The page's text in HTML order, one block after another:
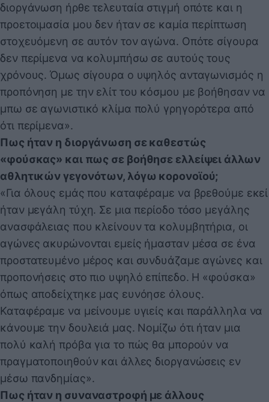
διοργάνωση ήρθε τελευταία στιγμή οπότε και η
προετοιμασία μου δεν ήταν σε καμία περίπτωση
στοχευόμενη σε αυτόν τον αγώνα. Οπότε σίγουρα
δεν περίμενα να κολυμπήσω σε αυτούς τους
χρόνους. Όμως σίγουρα ο υψηλός ανταγωνισμός η
προπόνηση με την ελίτ του κόσμου με βοήθησαν να
μπω σε αγωνιστικό κλίμα πολύ γρηγορότερα από
ότι περίμενα».
Πως ήταν η διοργάνωση σε καθεστώς
«φούσκας» και πως σε βοήθησε ελλείψει άλλων
αθλητικών γεγονότων, λόγω κορονοϊού;
«Για όλους εμάς που καταφέραμε να βρεθούμε εκεί
ήταν μεγάλη τύχη. Σε μια περίοδο τόσο μεγάλης
ανασφάλειας που κλείνουν τα κολυμβητήρια, οι
αγώνες ακυρώνονται εμείς ήμασταν μέσα σε ένα
προστατευμένο μέρος και συνδυάζαμε αγώνες και
προπονήσεις στο πιο υψηλό επίπεδο. Η «φούσκα»
όπως αποδείχτηκε μας ευνόησε όλους.
Καταφέραμε να μείνουμε υγιείς και παράλληλα να
κάνουμε την δουλειά μας. Νομίζω ότι ήταν μια
πολύ καλή πρόβα για το πώς θα μπορούν να
πραγματοποιηθούν και άλλες διοργανώσεις εν
μέσω πανδημίας».
Πως ήταν η συναναστροφή με άλλους